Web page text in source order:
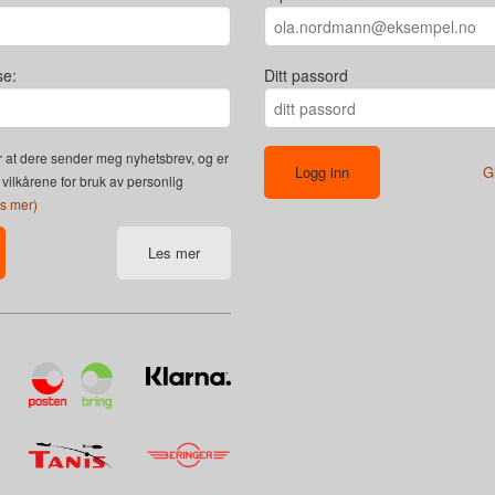
at dere sender meg nyhetsbrev, og er
for bruk av personlig
mer)
Les mer
Ditt passord